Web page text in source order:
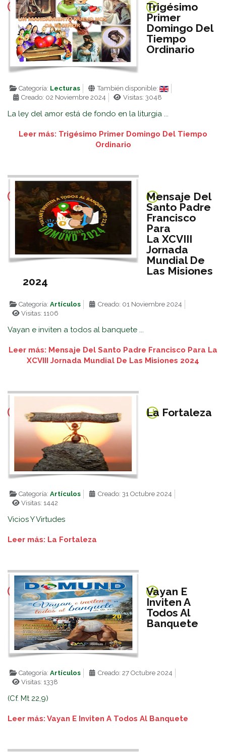
Trigésimo
Primer
Domingo Del
Tiempo
Ordinario
Categoría: Lecturas
También disponible:
Creado: 02 Noviembre 2024
Visitas: 3048
La ley del amor está de fondo en la liturgia ...
Leer más: Trigésimo Primer Domingo Del Tiempo
Ordinario
Mensaje Del
Santo Padre
Francisco
Para
La XCVIII
Jornada
Mundial De
Las Misiones
2024
Categoría:Artículos
Creado: 01 Noviembre 2024
Visitas: 1106
Vayan e inviten a todos al banquete ...
Leer más: Mensaje Del Santo Padre Francisco Para La
XCVIII Jornada Mundial De Las Misiones 2024
La Fortaleza
Categoría:Artículos
Creado: 31 Octubre 2024
Visitas: 1442
Vicios Y Virtudes
Leer más: La Fortaleza
Vayan E
Inviten A
Todos Al
Banquete
Categoría:Artículos
Creado: 27 Octubre 2024
Visitas: 1338
(Cf. Mt 22,9)
Leer más: Vayan E Inviten A Todos Al Banquete